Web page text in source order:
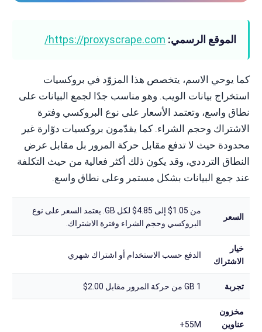
الموقع الرسمي: https://proxyscrape.com/
كما يوحي الاسم، يتخصص هذا المزوّد في بروكسيات
استخراج بيانات الويب. وهو مناسب جدًا لجمع البيانات على
نطاق واسع، وتعتمد الأسعار على نوع البروكسي وفترة
الاشتراك وحجم الشراء. كما يقدّمون بروكسيات دوّارة غير
محدودة حيث لا تدفع مقابل حركة المرور بل مقابل عرض
النطاق الترددي، وقد يكون ذلك أكثر فعالية من حيث التكلفة
عند جمع البيانات بشكل مستمر وعلى نطاق واسع.
السعر
من 1.05$ إلى 4.85$ لكل GB. يعتمد السعر على نوع
البروكسي وحجم الشراء وفترة الاشتراك.
خيار
الاشتراك
الدفع حسب الاستخدام أو اشتراك شهري
تجربة 1 GB من حركة المرور مقابل 2.00$
مخزون
عناوين
55M+